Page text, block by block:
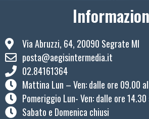
Via Abruzzi, 64, 20090 Segrate MI
posta@aegisintermedia.it
02.84161364
Mattina Lun – Ven: ​dalle ore 09.00
Pomeriggio Lun- Ven: dalle ore
Sabato e Domenica chiusi